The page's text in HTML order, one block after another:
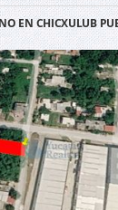
EN CHICXULUB